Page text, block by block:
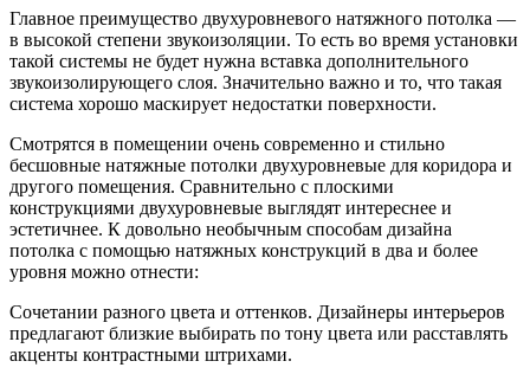
Главное преимущество двухуровневого натяжного потолка —
в высокой степени звукоизоляции. То есть во время установки
такой системы не будет нужна вставка дополнительного
звукоизолирующего слоя. Значительно важно и то, что такая
система хорошо маскирует недостатки поверхности.
Смотрятся в помещении очень современно и стильно
бесшовные натяжные потолки двухуровневые для коридора и
другого помещения. Сравнительно с плоскими
конструкциями двухуровневые выглядят интереснее и
эстетичнее. К довольно необычным способам дизайна
потолка с помощью натяжных конструкций в два и более
уровня можно отнести:
Сочетании разного цвета и оттенков. Дизайнеры интерьеров
предлагают близкие выбирать по тону цвета или расставлять
акценты контрастными штрихами.